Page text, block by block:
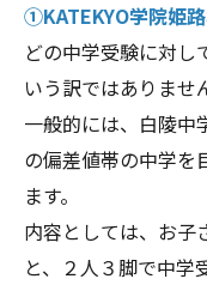
①KATEKYO学院姫
どの中学受験に対し
いう訳ではありませ
一般的には、白陵中
の偏差値帯の中学
ます。
内容としては、お子
と、２人３脚で中学